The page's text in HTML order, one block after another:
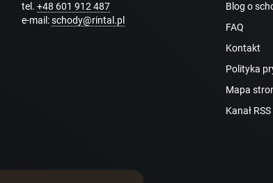
tel. +48 601 912 487
e-mail:schody@rintal.pl
Blog o
FAQ
Kontakt
Polityka
Mapa
Kanał RSS